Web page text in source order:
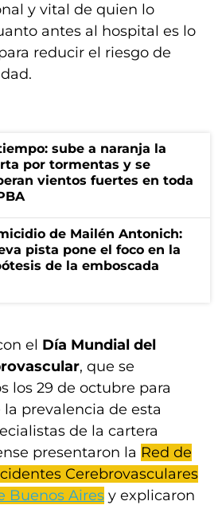
y vital de quien lo
antes al hospital es lo
reducir el riesgo de
sube a naranja la
por tormentas y se
vientos fuertes en toda
de Mailén Antonich:
pista pone el foco en la
de la emboscada
el Día Mundial del
, que se
los 29 de octubre para
prevalencia de esta
de la cartera
presentaron la Red de
Cerebrovasculares
Buenos Aires y explicaron